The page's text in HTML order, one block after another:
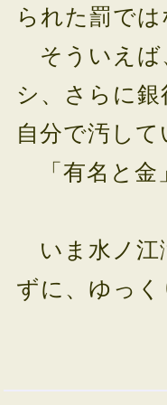
られた罰で
そういえば
シ、さらに
自分で汚し
「有名と金
いま水ノ江
ずに、ゆっ